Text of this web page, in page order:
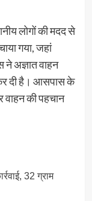
लोगों की मदद से
गया, जहां
अज्ञात वाहन
दी है। आसपास के
वाहन की पहचान
32 ग्राम